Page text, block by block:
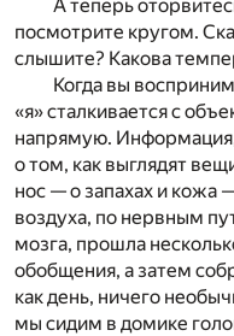
А теперь
посмотрите кругом.
слышите? Какова
Когда вы
«я» сталкивается с
напрямую.
о том, как выглядят
нос — о запахах и
воздуха, по нервным
мозга, прошла
обобщения, а затем
как день, ничего
мы сидим в домике